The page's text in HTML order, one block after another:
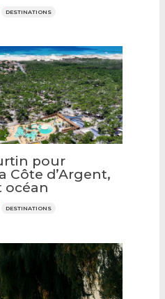
DESTINATIONS
pour
Côte d’Argent,
océan
DESTINATIONS